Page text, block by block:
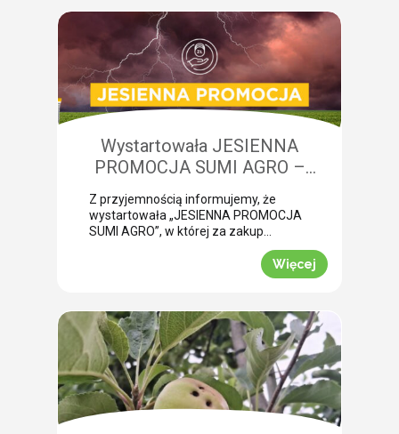
żerowanie bardzo często jest błędnie
diagnozowane jako brak wody lub
niedobory składników pokarmowych,
co opóźnia wykonanie właściwego
zabiegu. Nasza ekspertka Monika
Krzywak przeprowadziła lustrację w
powiecie gryfickim […]
Wystartowała JESIENNA
PROMOCJA SUMI AGRO –
zyskaj natychmiastowe rabaty!
Z przyjemnością informujemy, że
wystartowała „JESIENNA PROMOCJA
SUMI AGRO”, w której za zakup
uzyskać atrakcyjny rabat! Promocja
trwa od 1 lipca do 30 września 2026
prosty sposób obniżyć koszty
jesiennych zakupów. Wybierz swój
pakiet i odbierz rabat Mechanizm
promocji jest niezwykle prosty.
Wystarczy kupić jeden z […]
Więcej